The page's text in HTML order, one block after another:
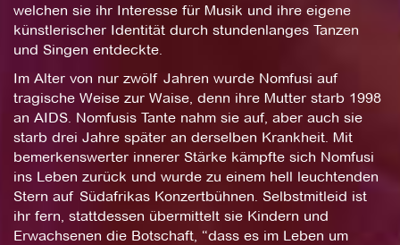
welchen sie ihr Interesse für Musik und ihre eigene
künstlerischer Identität durch stundenlanges Tanzen
und Singen entdeckte.
Im Alter von nur zwölf Jahren wurde Nomfusi auf
tragische Weise zur Waise, denn ihre Mutter starb 1998
an AIDS. Nomfusis Tante nahm sie auf, aber auch sie
starb drei Jahre später an derselben Krankheit. Mit
bemerkenswerter innerer Stärke kämpfte sich Nomfusi
ins Leben zurück und wurde zu einem hell leuchtenden
Stern auf Südafrikas Konzertbühnen. Selbstmitleid ist
ihr fern, stattdessen übermittelt sie Kindern und
Erwachsenen die Botschaft, “dass es im Leben um